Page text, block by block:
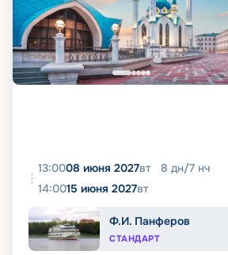
13:0008 июня 2027вт 8 дн/7 нч
14:0015 июня 2027вт
Ф.И. Панферов
СТАНДАРТ